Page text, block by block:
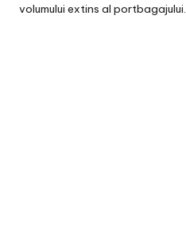
volumului extins al portbagajului.